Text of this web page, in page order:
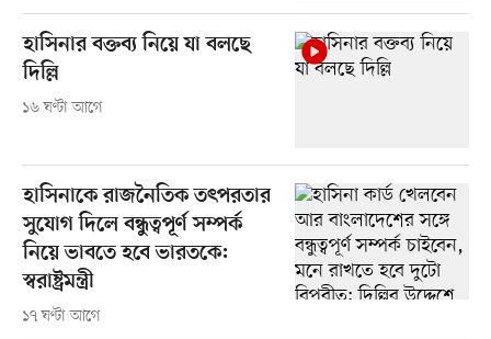
হাসিনার বক্তব্য নিয়ে যা বলছে
দিল্লি
১৬ ঘণ্টা আগে
হাসিনাকে রাজনৈতিক তৎপরতার
সুযোগ দিলে বন্ধুত্বপূর্ণ সম্পর্ক
নিয়ে ভাবতে হবে ভারতকে:
স্বরাষ্ট্রমন্ত্রী
১৭ ঘণ্টা আগে